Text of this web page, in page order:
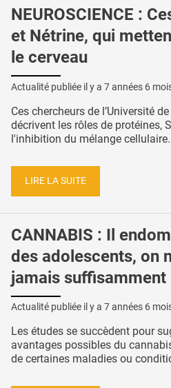
NEUROSCIENCE :
et Nétrine, qui
le cerveau
Actualité publiée il y a 7 années 6
Ces chercheurs de l’Université
décrivent les rôles de protéines,
l'inhibition du mélange cellulaire.
LIRE LA SUITE
CANNABIS : Il
des adolescents, on
jamais suffisamment
Actualité publiée il y a 7 années 6
Les études se succèdent pour
avantages possibles du
de certaines maladies ou